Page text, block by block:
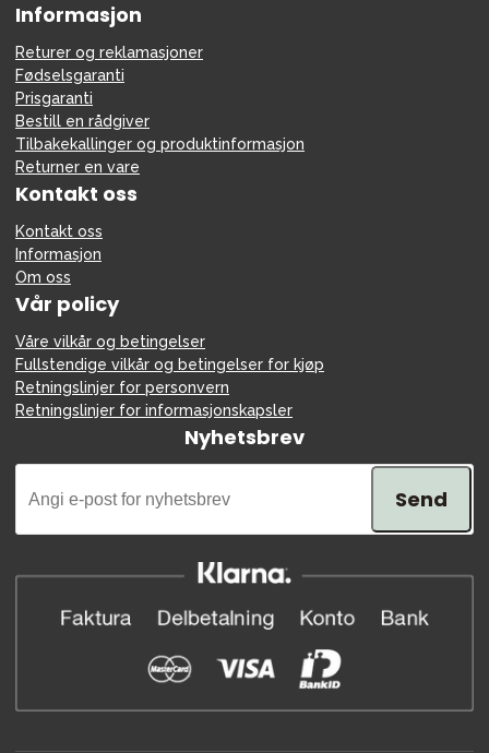
Informasjon
Returer og reklamasjoner
Fødselsgaranti
Prisgaranti
Bestill en rådgiver
Tilbakekallinger og produktinformasjon
Returner en vare
Kontakt oss
Kontakt oss
Informasjon
Om oss
Vår policy
Våre vilkår og betingelser
Fullstendige vilkår og betingelser for kjøp
Retningslinjer for personvern
Retningslinjer for informasjonskapsler
Nyhetsbrev
Send
Sol og bading
Kontakt oss på
Butikken vår